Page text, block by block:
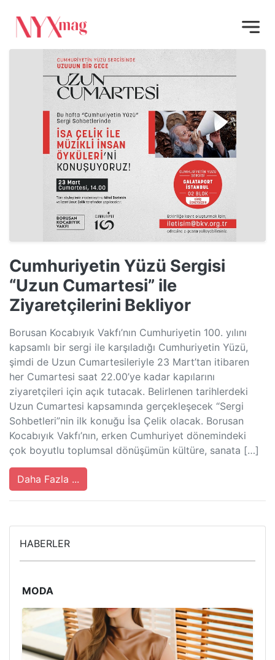
Cumhuriyetin Yüzü Sergisi
“Uzun Cumartesi” ile
Ziyaretçilerini Bekliyor
Borusan Kocabıyık Vakfı’nın Cumhuriyetin 100. yılını
kapsamlı bir sergi ile karşıladığı Cumhuriyetin Yüzü,
şimdi de Uzun Cumartesileriyle 23 Mart’tan itibaren
her Cumartesi saat 22.00’ye kadar kapılarını
ziyaretçileri için açık tutacak. Belirlenen tarihlerdeki
Uzun Cumartesi kapsamında gerçekleşecek “Sergi
Sohbetleri”nin ilk konuğu İsa Çelik olacak. Borusan
Kocabıyık Vakfı’nın, erken Cumhuriyet dönemindeki
çok boyutlu toplumsal dönüşümün kültüre, sanata […]
Daha Fazla ...
HABERLER
MODA